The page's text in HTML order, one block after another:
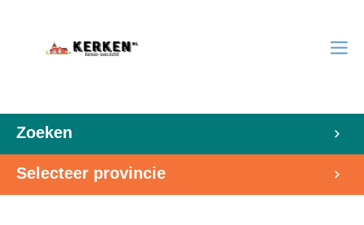
Zoeken
Selecteer provincie